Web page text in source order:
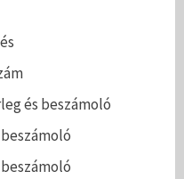
és beszámoló